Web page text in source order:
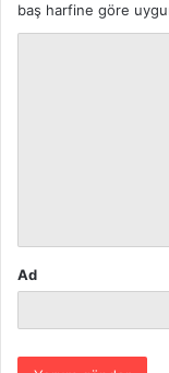
baş harfine göre
Ad